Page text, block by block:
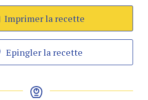
Imprimer la recette
Epingler la recette